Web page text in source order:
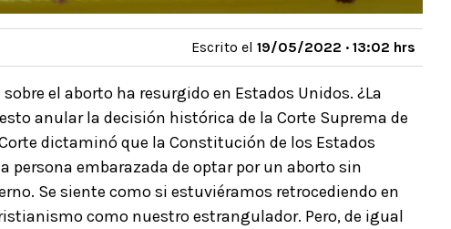
Escrito el 19/05/2022 · 13:02 hrs
el aborto ha resurgido en Estados Unidos. ¿La
anular la decisión histórica de la Corte Suprema de
dictaminó que la Constitución de los Estados
persona embarazada de optar por un aborto sin
Se siente como si estuviéramos retrocediendo en
como nuestro estrangulador. Pero, de igual